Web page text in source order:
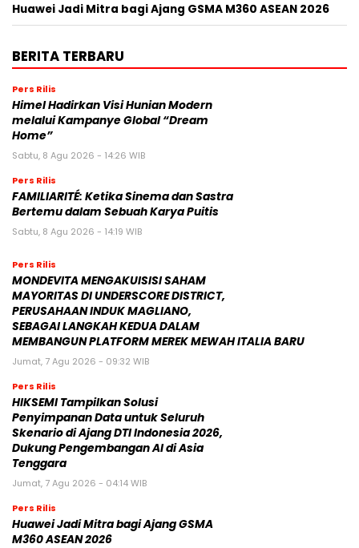
Huawei Jadi Mitra bagi Ajang GSMA M360 ASEAN 2026
BERITA TERBARU
Pers Rilis
Himel Hadirkan Visi Hunian Modern
melalui Kampanye Global “Dream
Home”
Sabtu, 8 Agu 2026 - 14:26 WIB
Pers Rilis
FAMILIARITÉ: Ketika Sinema dan Sastra
Bertemu dalam Sebuah Karya Puitis
Sabtu, 8 Agu 2026 - 14:19 WIB
Pers Rilis
MONDEVITA MENGAKUISISI SAHAM
MAYORITAS DI UNDERSCORE DISTRICT,
PERUSAHAAN INDUK MAGLIANO,
SEBAGAI LANGKAH KEDUA DALAM
MEMBANGUN PLATFORM MEREK MEWAH ITALIA BARU
Jumat, 7 Agu 2026 - 09:32 WIB
Pers Rilis
HIKSEMI Tampilkan Solusi
Penyimpanan Data untuk Seluruh
Skenario di Ajang DTI Indonesia 2026,
Dukung Pengembangan AI di Asia
Tenggara
Jumat, 7 Agu 2026 - 04:14 WIB
Pers Rilis
Huawei Jadi Mitra bagi Ajang GSMA
M360 ASEAN 2026